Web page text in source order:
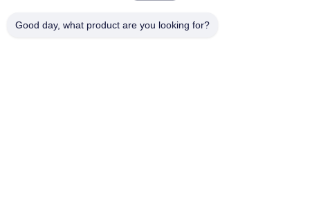
2ος όροφος, εμπορική πλατεία Wanzhong, περιοχή
Good day, what product are you looking for?